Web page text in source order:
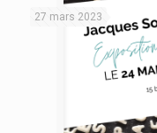
27 mars 2023